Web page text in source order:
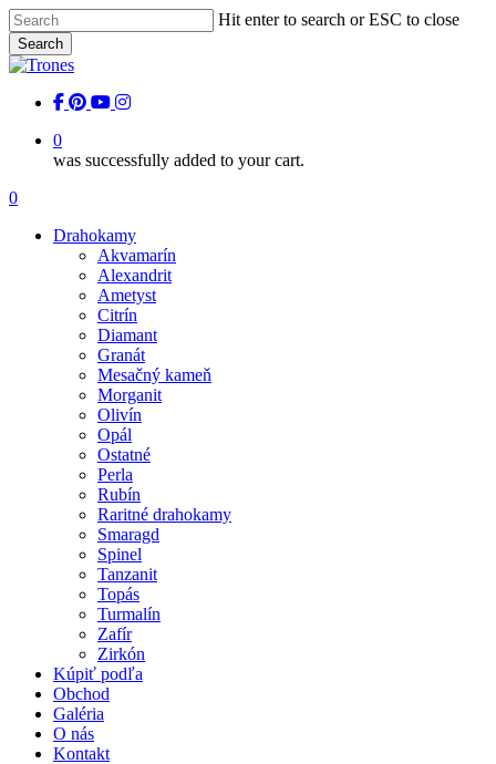
Skip
to
main
content
Hit enter to search or ESC to close
Search
Close
facebook
pinterest
youtubeinstagram
0
was successfully added to your cart.
Menu
0
Drahokamy
Akvamarín
Alexandrit
Ametyst
Citrín
Diamant
Granát
Mesačný kameň
Morganit
Olivín
Opál
Ostatné
Perla
Rubín
Raritné drahokamy
Smaragd
Spinel
Tanzanit
Topás
Turmalín
Zafír
Zirkón
Kúpiť podľa
Obchod
Galéria
O nás
Kontakt